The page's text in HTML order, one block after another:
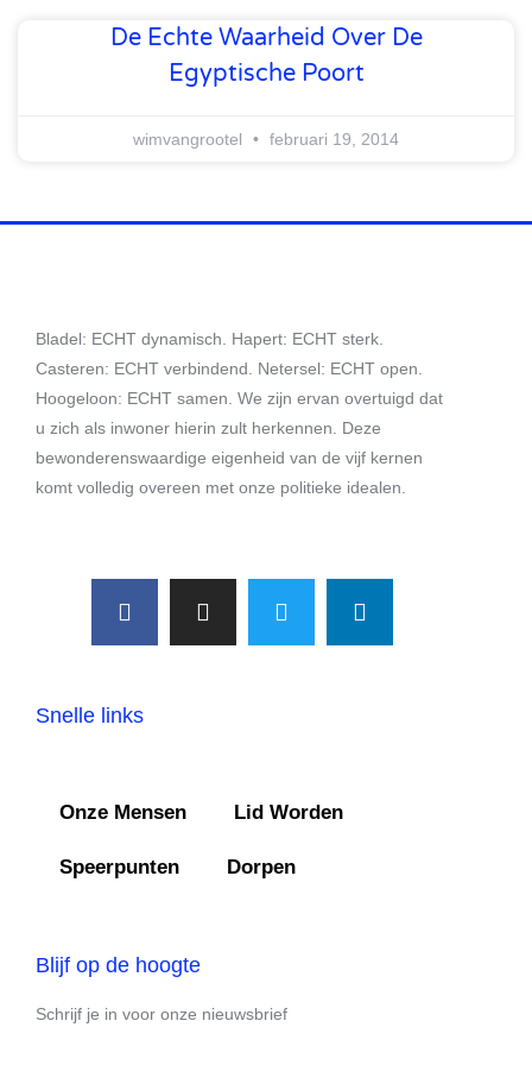
De Echte Waarheid Over De
Egyptische Poort
wimvangrootel februari 19, 2014
Bladel: ECHT dynamisch. Hapert: ECHT sterk.
Casteren: ECHT verbindend. Netersel: ECHT open.
Hoogeloon: ECHT samen. We zijn ervan overtuigd dat
u zich als inwoner hierin zult herkennen. Deze
bewonderenswaardige eigenheid van de vijf kernen
komt volledig overeen met onze politieke idealen.
Snelle links
Onze Mensen Lid Worden
Speerpunten Dorpen
Blijf op de hoogte
Schrijf je in voor onze nieuwsbrief